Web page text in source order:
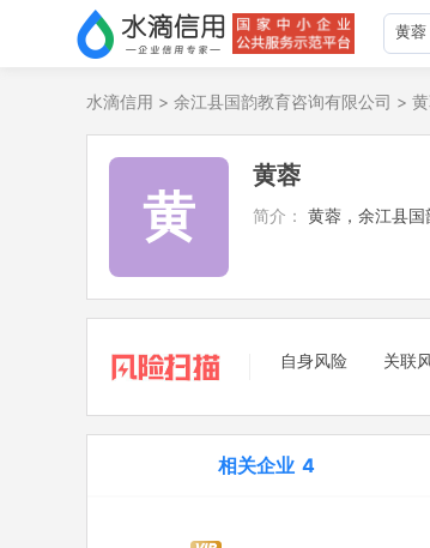
水滴信用 > 余江县国韵教育咨询有限公司 >
黄
黄蓉
简介： 黄蓉，余江县国
自身风险 关联
相关企业 4